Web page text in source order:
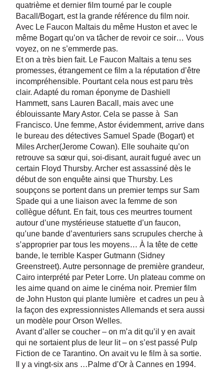
quatrième et dernier film tourné par le couple
Bacall/Bogart, est la grande référence du film noir.
Avec Le Faucon Maltais du même Huston et avec le
même Bogart qu’on va tâcher de revoir ce soir… Vous
voyez, on ne s’emmerde pas.
Et on a très bien fait. Le Faucon Maltais a tenu ses
promesses, étrangement ce film a la réputation d’être
incompréhensible. Pourtant cela nous est paru très
clair. Adapté du roman éponyme de Dashiell
Hammett, sans Lauren Bacall, mais avec une
éblouissante Mary Astor. Cela se passe à San
Francisco. Une femme, Astor évidemment, arrive dans
le bureau des détectives Samuel Spade (Bogart) et
Miles Archer(Jerome Cowan). Elle souhaite qu’on
retrouve sa sœur qui, soi-disant, aurait fugué avec un
certain Floyd Thursby. Archer est assassiné dès le
début de son enquête ainsi que Thursby. Les
soupçons se portent dans un premier temps sur Sam
Spade qui a une liaison avec la femme de son
collègue défunt. En fait, tous ces meurtres tournent
autour d’une mystérieuse statuette d’un faucon,
qu’une bande d’aventuriers sans scrupules cherche à
s’approprier par tous les moyens… À la tête de cette
bande, le terrible Kasper Gutmann (Sidney
Greenstreet). Autre personnage de première grandeur,
Cairo interprété par Peter Lorre. Un plateau comme on
les aime quand on aime le cinéma noir. Premier film
de John Huston qui plante lumière et cadres un peu à
la façon des expressionnistes Allemands et sera aussi
un modèle pour Orson Welles.
Avant d’aller se coucher – on m’a dit qu’il y en avait
qui ne sortaient plus de leur lit – on s’est passé Pulp
Fiction de ce Tarantino. On avait vu le film à sa sortie.
Il y a vingt-six ans …Palme d’Or à Cannes en 1994.